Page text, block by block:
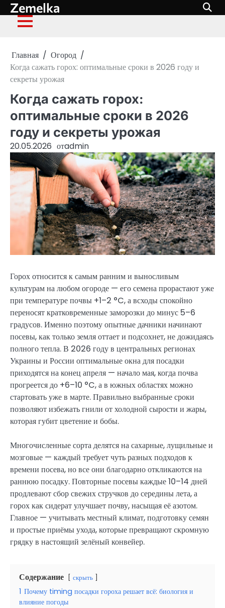
Перейти
к
содержимому
Zemelka
Главная
Огород
Когда сажать горох: оптимальные сроки в 2026 году и
секреты урожая
Когда сажать горох:
оптимальные сроки в 2026
году и секреты урожая
20.05.2026 отadmin
Горох относится к самым ранним и выносливым
культурам на любом огороде — его семена прорастают уже
при температуре почвы +1–2 °C, а всходы спокойно
переносят кратковременные заморозки до минус 5–6
градусов. Именно поэтому опытные дачники начинают
посевы, как только земля оттает и подсохнет, не дожидаясь
полного тепла. В 2026 году в центральных регионах
Украины и России оптимальные окна для посадки
приходятся на конец апреля — начало мая, когда почва
прогреется до +6–10 °C, а в южных областях можно
стартовать уже в марте. Правильно выбранные сроки
позволяют избежать гнили от холодной сырости и жары,
которая губит цветение и бобы.
Многочисленные сорта делятся на сахарные, лущильные и
мозговые — каждый требует чуть разных подходов к
времени посева, но все они благодарно откликаются на
раннюю посадку. Повторные посевы каждые 10–14 дней
продлевают сбор свежих стручков до середины лета, а
горох как сидерат улучшает почву, насыщая её азотом.
Главное — учитывать местный климат, подготовку семян
и простые приёмы ухода, которые превращают скромную
грядку в настоящий зелёный конвейер.
Содержание скрыть
1 Почему timing посадки гороха решает всё: биология и
влияние погоды